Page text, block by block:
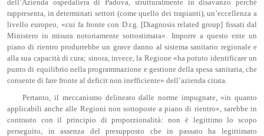
dell’Azienda ospedaliera di Padova, strutturalmente in disavanzo perché
rappresenta, in determinati settori (come quello dei trapianti), un’eccellenza a
livello europeo, «cui fa fronte con D.r.g. [Diagnosis related group] fissati dal
Ministero in misura notoriamente sottostimata». Imporre a questo ente un
piano di rientro produrrebbe un grave danno al sistema sanitario regionale e
alla sua capacità di cura; sinora, invece, la Regione «ha potuto identificare un
punto di equilibrio nella programmazione e gestione della spesa sanitaria, che
consente di fare fronte al deficit non inefficiente» dell’azienda citata.
Pertanto, il meccanismo delineato dalle norme impugnate, «in quanto
applicabili anche alle Regioni non sottoposte a piano di rientro», sarebbe in
contrasto con il principio di proporzionalità: non è legittimo lo scopo
perseguito, in assenza del presupposto che in passato ha legittimato